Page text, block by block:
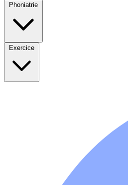
Phoniatrie
Exercice